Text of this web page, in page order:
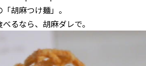
胡麻つけ麺」。
るなら、胡麻ダレで。